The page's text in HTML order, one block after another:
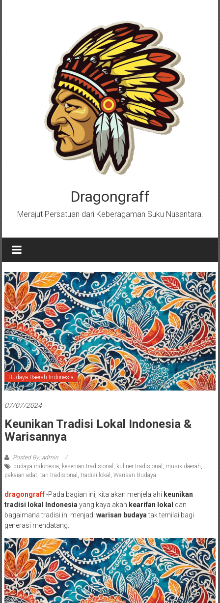
Dragongraff
Merajut Persatuan dari Keberagaman Suku Nusantara.
Budaya Daerah Indonesia
07/07/2024
Keunikan Tradisi Lokal Indonesia &
Warisannya
Posted By: admin
budaya indonesia kesenian tradisional kuliner tradisional musik daerah
pakaian adat tari tradisional tradisi lokal Warisan Budaya
dragongraff-Pada bagian ini, kita akan menjelajahi keunikan
tradisi lokal Indonesia yang kaya akan kearifan lokal dan
bagaimana tradisi ini menjadi warisan budayatak ternilai bagi
generasi mendatang.